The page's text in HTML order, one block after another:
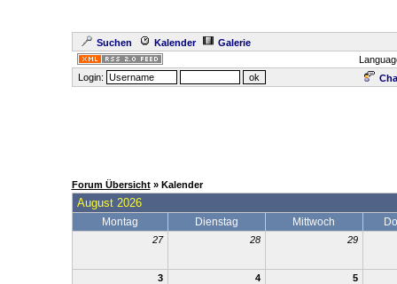
Suchen Kalender
Galerie
Login:
Forum Übersicht» Kalender
August 2026
Montag Dienstag Mittwoch
27 28 29
3 4 5